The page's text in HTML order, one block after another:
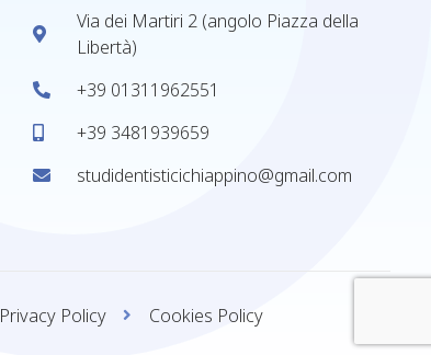
Via dei Martiri 2 (angolo Piazza della
Libertà)
+39 01311962551
+39 3481939659
studidentisticichiappino@gmail.com
Privacy Policy Cookies Policy